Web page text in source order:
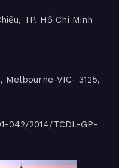
TP. Hồ Chí Minh
Melbourne-VIC- 3125,
042/2014/TCDL-GP-